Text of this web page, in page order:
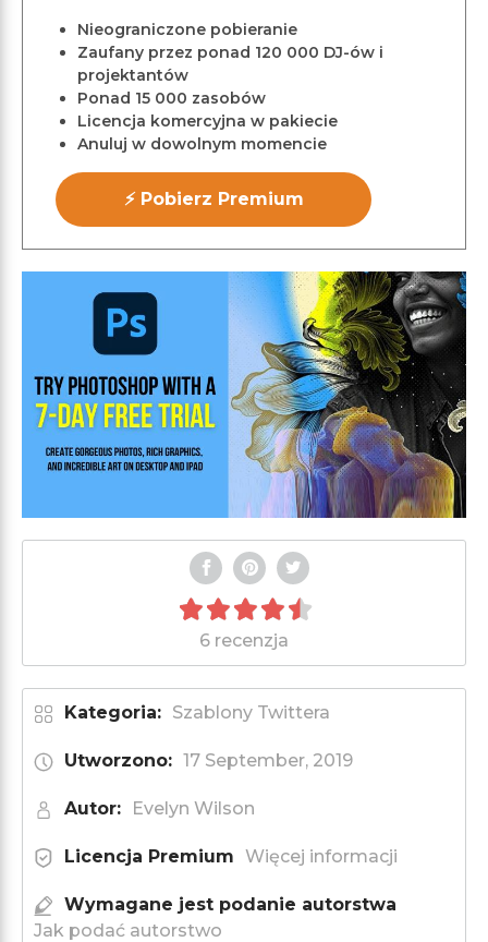
Nieograniczone pobieranie
Zaufany przez ponad 120 000 DJ-ów i
projektantów
Ponad 15 000 zasobów
Licencja komercyjna w pakiecie
Anuluj w dowolnym momencie
⚡ Pobierz Premium
6 recenzja
Kategoria: Szablony Twittera
Utworzono: 17 September, 2019
Autor: Evelyn Wilson
Licencja Premium Więcej informacji
Wymagane jest podanie autorstwa
Jak podać autorstwo